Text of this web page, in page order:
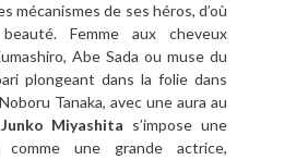
mécanismes de ses héros, d’où
Femme aux cheveux
Abe Sada ou muse du
plongeant dans la folie dans
Tanaka, avec une aura au
Junko Miyashita s’impose une
comme une grande actrice,